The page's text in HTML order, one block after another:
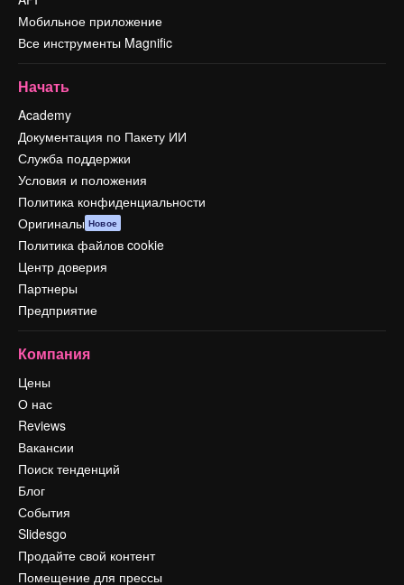
Мобильное приложение
Все инструменты Magnific
Начать
Academy
Документация по Пакету ИИ
Служба поддержки
Условия и положения
Политика конфиденциальности
Оригиналы Новое
Политика файлов cookie
Центр доверия
Партнеры
Предприятие
Компания
Цены
О нас
Reviews
Вакансии
Поиск тенденций
Блог
События
Slidesgo
Продайте свой контент
Помещение для прессы